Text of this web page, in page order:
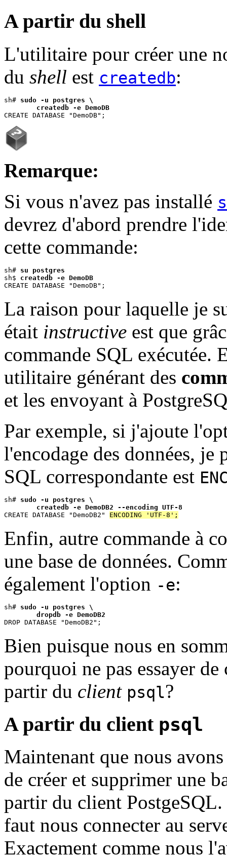
A partir du shell
L'utilitaire pour créer une
du shell est createdb:
sh# sudo -u postgres \
createdb -e DemoDB
Remarque:
Si vous n'avez pas installé
devrez d'abord prendre
cette commande:
sh# su postgres
sh$ createdb -e DemoDB
La raison pour laquelle je
était instructive est que
commande SQL exécutée.
utilitaire générant des
et les envoyant à
Par exemple, si j'ajoute
l'encodage des données, je
SQL correspondante est
sh# sudo -u postgres \
createdb -e DemoDB2 --encoding UTF-8
CREATE DATABASE "DemoDB2" ENCODING 'UTF-8';
Enfin, autre commande à
une base de données.
également l'option -e:
sh# sudo -u postgres \
dropdb -e DemoDB2
Bien puisque nous en
pourquoi ne pas essayer
partir du client psql?
A partir du client psql
Maintenant que nous
de créer et supprimer une
partir du client
faut nous connecter au
Exactement comme nous